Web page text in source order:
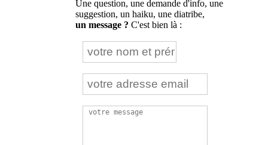
Une question, une demande d'info, une
suggestion, un haiku, une diatribe,
un message ? C'est bien là :